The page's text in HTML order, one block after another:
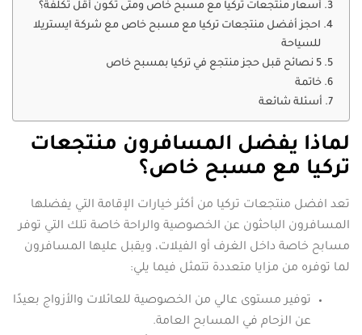
أسعار منتجعات تركيا مع مسبح خاص ومتى تكون أقل تكلفة؟
احجز أفضل منتجعات تركيا مع مسبح خاص مع شركة ايستريلا
للسياحة
5 نصائح قبل حجز منتجع في تركيا بمسبح خاص
خاتمة
أسئلة شائعة
لماذا يفضل المسافرون منتجعات
تركيا مع مسبح خاص؟
تعد افضل منتجعات تركيا من أكثر خيارات الإقامة التي يفضلها
المسافرون الباحثون عن الخصوصية والراحة خاصة تلك التي توفر
مسابح خاصة داخل الغرف أو الفيلات، ويقبل عليها المسافرون
لما توفره من مزايا متعددة تتمثل فيما يلي:
توفير مستوى عالي من الخصوصية للعائلات والأزواج بعيدًا
عن الزحام في المسابح العامة.